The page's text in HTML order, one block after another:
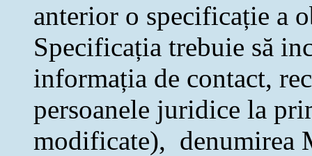
anterior o specificație a
Specificația trebuie să
informația de contact,
persoanele juridice la
modificate), denumirea